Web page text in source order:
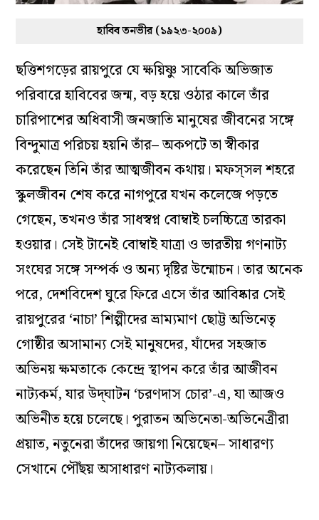
হাবিব তনভীর (১৯২৩-২০০৯)
ছত্তিশগড়ের রায়পুরে যে ক্ষয়িষ্ণু সাবেকি অভিজাত
পরিবারে হাবিবের জন্ম, বড় হয়ে ওঠার কালে তাঁর
চারিপাশের অধিবাসী জনজাতি মানুষের জীবনের সঙ্গে
বিন্দুমাত্র পরিচয় হয়নি তাঁর– অকপটে তা স্বীকার
করেছেন তিনি তাঁর আত্মজীবন কথায়। মফস্‌সল শহরে
স্কুলজীবন শেষ করে নাগপুরে যখন কলেজে পড়তে
গেছেন, তখনও তাঁর সাধস্বপ্ন বোম্বাই চলচ্চিত্রে তারকা
হওয়ার। সেই টানেই বোম্বাই যাত্রা ও ভারতীয় গণনাট্য
সংঘের সঙ্গে সম্পর্ক ও অন্য দৃষ্টির উন্মোচন। তার অনেক
পরে, দেশবিদেশ ঘুরে ফিরে এসে তাঁর আবিষ্কার সেই
রায়পুরের ‘নাচা’ শিল্পীদের ভ্রাম‌্যমাণ ছোট্ট অভিনেতৃ
গোষ্ঠীর অসামান্য সেই মানুষদের, যাঁদের সহজাত
অভিনয় ক্ষমতাকে কেন্দ্রে স্থাপন করে তাঁর আজীবন
নাট্যকর্ম, যার উদ্‌ঘাটন ‘চরণদাস চোর’-এ, যা আজও
অভিনীত হয়ে চলেছে। পুরাতন অভিনেতা-অভিনেত্রীরা
প্রয়াত, নতুনেরা তাঁদের জায়গা নিয়েছেন– সাধারণ্য
সেখানে পৌঁছয় অসাধারণ নাট্যকলায়।